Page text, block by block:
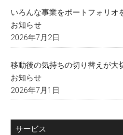
いろんな事業をポートフォリオ
お知らせ
2026年7月2日
移動後の気持ちの切り替えが大
お知らせ
2026年7月1日
サービス